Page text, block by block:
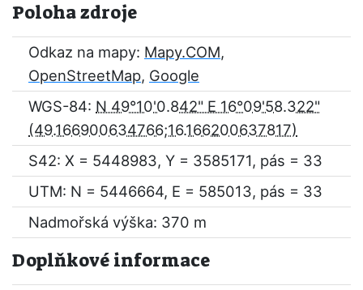
Poloha zdroje
Odkaz na mapy: Mapy.COM,
OpenStreetMap, Google
WGS-84: N 49°10'0.842" E 16°09'58.322"
S42: X = 5448983, Y = 3585171, pás = 33
UTM: N = 5446664, E = 585013, pás = 33
Nadmořská výška: 370 m
Doplňkové informace